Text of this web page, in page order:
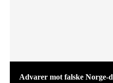
Advarer mot falske Norge-